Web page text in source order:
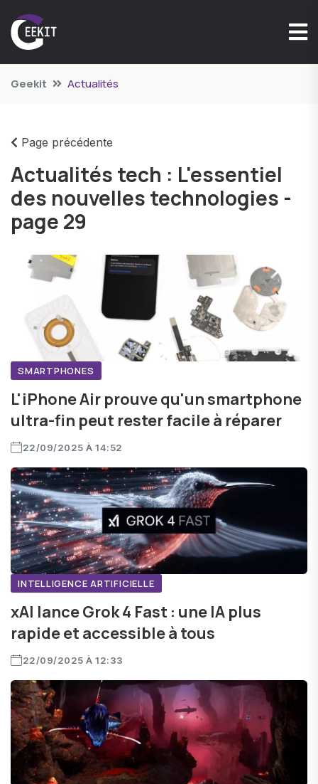
Geekit Actualités
Page précédente
Actualités tech : L'essentiel
des nouvelles technologies -
page 29
SMARTPHONES
L'iPhone Air prouve qu'un smartphone
ultra-fin peut rester facile à réparer
22/09/2025 À 14:52
INTELLIGENCE ARTIFICIELLE
xAI lance Grok 4 Fast : une IA plus
rapide et accessible à tous
22/09/2025 À 12:33